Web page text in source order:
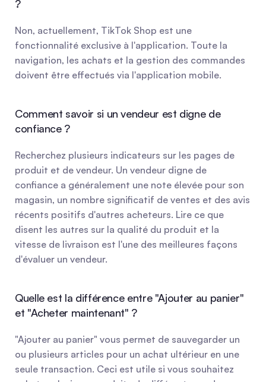
?
Non, actuellement, TikTok Shop est une
fonctionnalité exclusive à l'application. Toute la
navigation, les achats et la gestion des commandes
doivent être effectués via l'application mobile.
Comment savoir si un vendeur est digne de
confiance ?
Recherchez plusieurs indicateurs sur les pages de
produit et de vendeur. Un vendeur digne de
confiance a généralement une note élevée pour son
magasin, un nombre significatif de ventes et des avis
récents positifs d'autres acheteurs. Lire ce que
disent les autres sur la qualité du produit et la
vitesse de livraison est l'une des meilleures façons
d'évaluer un vendeur.
Quelle est la différence entre "Ajouter au panier"
et "Acheter maintenant" ?
"Ajouter au panier" vous permet de sauvegarder un
ou plusieurs articles pour un achat ultérieur en une
seule transaction. Ceci est utile si vous souhaitez